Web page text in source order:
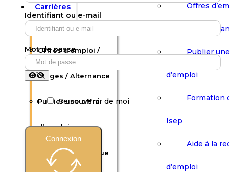
Votre panier est vide.
Boutique
Panier
Boutique
Carrières
Offres d’emploi /
Stages / Alternance
Publier une offre
d’emploi
Formation continue
Offres
Stages /
Publier
d’emploi
Formation
Isep
Aide à la
d’emploi
Identifiant ou e-mail
Mot de passe
Se souvenir de moi
Connexion